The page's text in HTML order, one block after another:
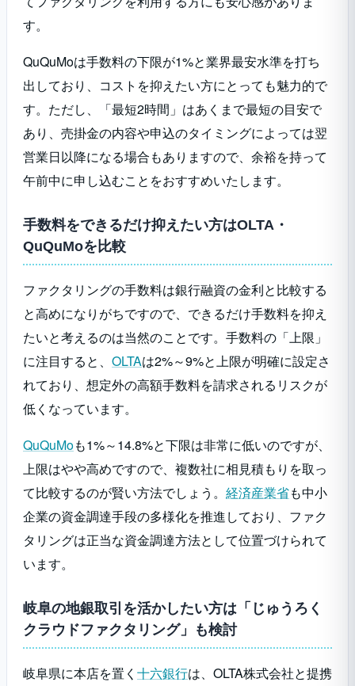
す。
QuQuMoは手数料の下限が1%と業界最安水準を打ち
出しており、コストを抑えたい方にとっても魅力的で
す。ただし、「最短2時間」はあくまで最短の目安で
あり、売掛金の内容や申込のタイミングによっては翌
営業日以降になる場合もありますので、余裕を持って
午前中に申し込むことをおすすめいたします。
手数料をできるだけ抑えたい方はOLTA・
QuQuMoを比較
ファクタリングの手数料は銀行融資の金利と比較する
と高めになりがちですので、できるだけ手数料を抑え
たいと考えるのは当然のことです。手数料の「上限」
に注目すると、 OLTAは2%～9%と上限が明確に設定さ
れており、想定外の高額手数料を請求されるリスクが
低くなっています。
QuQuMoも1%～14.8%と下限は非常に低いのですが、
上限はやや高めですので、複数社に相見積もりを取っ
て比較するのが賢い方法でしょう。 経済産業省も中小
企業の資金調達手段の多様化を推進しており、ファク
タリングは正当な資金調達方法として位置づけられて
います。
岐阜の地銀取引を活かしたい方は「じゅうろく
クラウドファクタリング」も検討
岐阜県に本店を置く 十六銀行は、OLTA株式会社と提携